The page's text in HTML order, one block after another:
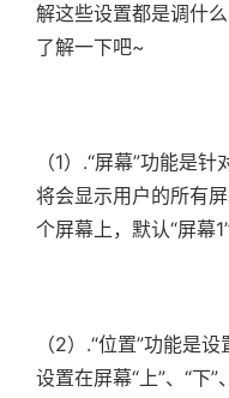
解这些设置都是调什
了解一下吧~
（1）.“屏幕”功能是针
将会显示用户的所有
个屏幕上，默认“屏幕
（2）.“位置”功能是
设置在屏幕“上”、“下